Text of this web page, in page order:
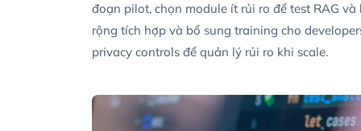
đoạn pilot, chọn module ít rủi ro để test RAG
rộng tích hợp và bổ sung training cho
privacy controls để quản lý rủi ro khi scale.